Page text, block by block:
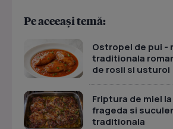
Pe aceeași temă:
Ostropel de pui -
traditionala
de rosii si usturoi
Friptura de miel
frageda si
traditionala